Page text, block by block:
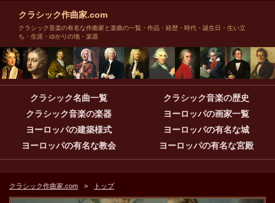
クラシック作曲家.com
クラシック音楽の有名な作曲家と楽曲の一覧・作品・経歴・時代・誕生日・生い立
ち・生涯・ゆかりの地・楽器
クラシック名曲一覧
クラシック音楽の歴史
クラシック音楽の楽器
ヨーロッパの画家一覧
ヨーロッパの建築様式
ヨーロッパの有名な城
ヨーロッパの有名な教会
ヨーロッパの有名な宮殿
クラシック作曲家.com トップ